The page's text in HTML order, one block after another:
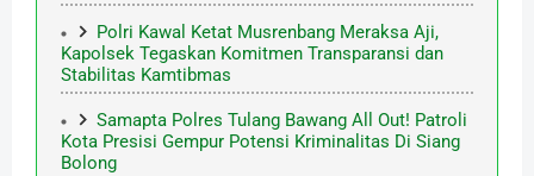
Polri Kawal Ketat Musrenbang Meraksa Aji,
Kapolsek Tegaskan Komitmen Transparansi dan
Stabilitas Kamtibmas
Samapta Polres Tulang Bawang All Out! Patroli
Kota Presisi Gempur Potensi Kriminalitas Di Siang
Bolong